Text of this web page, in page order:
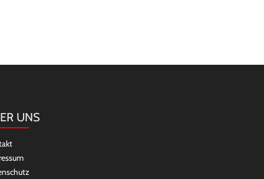
UNS